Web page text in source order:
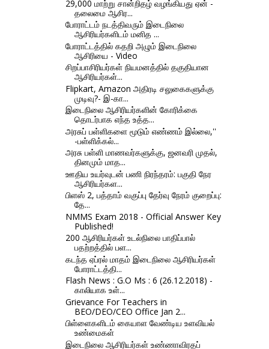
29,000 மாற்று சான்றிதழ் வழங்கியது ஏன் -
தலைமை ஆசிர...
போராட்டம் நடத்திவரும் இடைநிலை
ஆசிரியர்களிடம் மனித ...
போராட்டத்தில் கதறி அழும் இடைநிலை
ஆசிரியை - Video
சிறப்பாசிரியர்கள் நியமனத்தில் தகுதியான
ஆசிரியர்கள்...
Flipkart, Amazon அதிரடி சலுகைகளுக்கு
முடிவு?- இ-கா...
இடைநிலை ஆசிரியர்களின் கோரிக்கை
தொடர்பாக எந்த உத்த...
அரசுப் பள்ளிகளை மூடும் எண்ணம் இல்லை,''
-பள்ளிக்கல்...
அரசு பள்ளி மாணவர்களுக்கு, ஜனவரி முதல்,
தினமும் மாத...
ஊதிய உயர்வுடன் பணி நிரந்தரம்: பகுதி நேர
ஆசிரியர்கள...
பிளஸ் 2, பத்தாம் வகுப்பு தேர்வு நேரம் குறைப்பு:
தே...
NMMS Exam 2018 - Official Answer Key
Published!
200 ஆசிரியர்கள் உடல்நிலை பாதிப்பால்
பதற்றத்தில் பள...
கடந்த ஏப்ரல் மாதம் இடைநிலை ஆசிரியர்கள்
போராட்டத்தி...
Flash News : G.O Ms : 6 (26.12.2018) -
காலியாக உள்...
Grievance For Teachers in
BEO/DEO/CEO Office Jan 2...
பிள்ளைகளிடம் கையாள வேண்டிய உளவியல்
உண்மைகள்
இடைநிலை ஆசிரியர்கள் உண்ணாவிரதப்